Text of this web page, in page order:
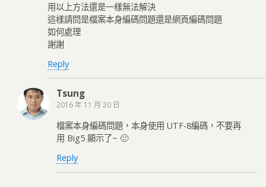
用以上方法還是一樣無法解決
這樣請問是檔案本身編碼問題還是網頁編碼問題
如何處理
謝謝
Reply
Tsung
2016 年 11 月 20 日
檔案本身編碼問題，本身使用 UTF-8編碼，不要再
用 Big5 顯示了~ 🙂
Reply